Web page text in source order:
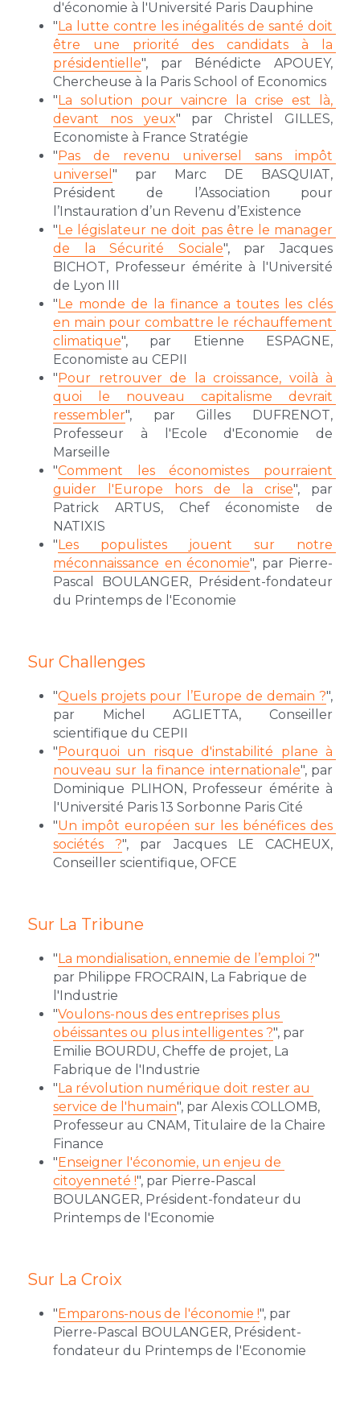
d'économie à l'Université Paris Dauphine
"La lutte contre les inégalités de santé doit
être une priorité des candidats à la
présidentielle", par Bénédicte APOUEY,
Chercheuse à la Paris School of Economics
"La solution pour vaincre la crise est là,
devant nos yeux" par Christel GILLES,
Economiste à France Stratégie
"Pas de revenu universel sans impôt
universel " par Marc DE BASQUIAT,
Président de l’Association pour
l’Instauration d’un Revenu d’Existence
"Le législateur ne doit pas être le manager
de la Sécurité Sociale", par Jacques
BICHOT, Professeur émérite à l'Université
de Lyon III
"Le monde de la finance a toutes les clés
en main pour combattre le réchauffement
climatique", par Etienne ESPAGNE,
Economiste au CEPII
"Pour retrouver de la croissance, voilà à
quoi le nouveau capitalisme devrait
ressembler", par Gilles DUFRENOT,
Professeur à l'Ecole d'Economie de
Marseille
"Comment les économistes pourraient
guider l'Europe hors de la crise", par
Patrick ARTUS, Chef économiste de
NATIXIS
"Les populistes jouent sur notre
méconnaissance en économie", par Pierre-
Pascal BOULANGER, Président-fondateur
du Printemps de l'Economie
Sur Challenges
"Quels projets pour l’Europe de demain ?",
par Michel AGLIETTA, Conseiller
scientifique du CEPII
"Pourquoi un risque d'instabilité plane à
nouveau sur la finance internationale", par
Dominique PLIHON, Professeur émérite à
l'Université Paris 13 Sorbonne Paris Cité
"Un impôt européen sur les bénéfices des
sociétés ?", par Jacques LE CACHEUX,
Conseiller scientifique, OFCE
Sur La Tribune
"La mondialisation, ennemie de l’emploi ?"
par Philippe FROCRAIN, La Fabrique de
l'Industrie
"Voulons-nous des entreprises plus
obéissantes ou plus intelligentes ?", par
Emilie BOURDU, Cheffe de projet, La
Fabrique de l'Industrie
"La révolution numérique doit rester au
service de l'humain", par Alexis COLLOMB,
Professeur au CNAM, Titulaire de la Chaire
Finance
"Enseigner l'économie, un enjeu de
citoyenneté !", par Pierre-Pascal
BOULANGER, Président-fondateur du
Printemps de l'Economie
Sur La Croix
"Emparons-nous de l'économie !", par
Pierre-Pascal BOULANGER, Président-
fondateur du Printemps de l'Economie